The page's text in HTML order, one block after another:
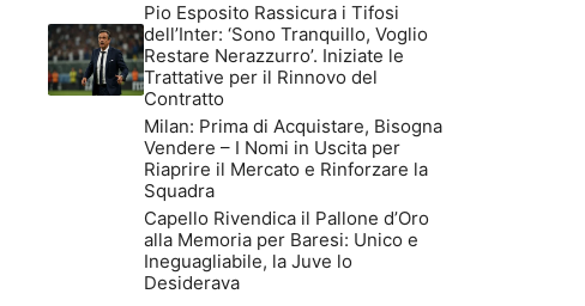
Pio Esposito Rassicura i Tifosi
dell’Inter: ‘Sono Tranquillo, Voglio
Restare Nerazzurro’. Iniziate le
Trattative per il Rinnovo del
Contratto
Milan: Prima di Acquistare, Bisogna
Vendere – I Nomi in Uscita per
Riaprire il Mercato e Rinforzare la
Squadra
Capello Rivendica il Pallone d’Oro
alla Memoria per Baresi: Unico e
Ineguagliabile, la Juve lo
Desiderava